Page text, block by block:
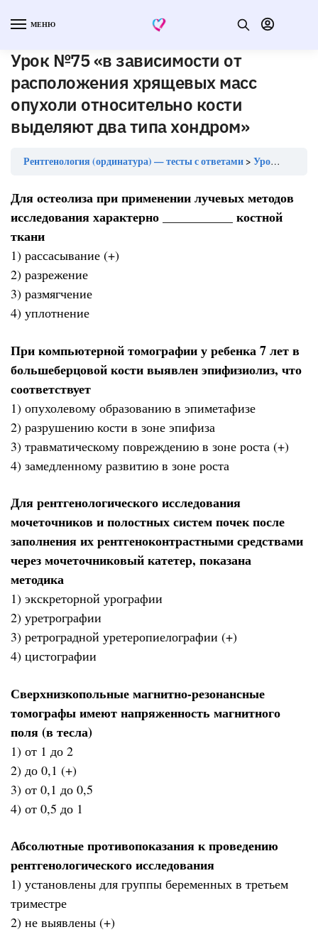
МЕНЮ
Урок №75 «в зависимости от
расположения хрящевых масс
опухоли относительно кости
выделяют два типа хондром»
Рентгенология (ординатура) — тесты с ответами Урок №75 «в зависимости от расположения хрящевых масс опухоли относительно кости выделяют два типа хондром»
Для остеолиза при применении лучевых методов
исследования характерно ___________ костной
ткани
1) рассасывание (+)
2) разрежение
3) размягчение
4) уплотнение
При компьютерной томографии у ребенка 7 лет в
большеберцовой кости выявлен эпифизиолиз, что
соответствует
1) опухолевому образованию в эпиметафизе
2) разрушению кости в зоне эпифиза
3) травматическому повреждению в зоне роста (+)
4) замедленному развитию в зоне роста
Для рентгенологического исследования
мочеточников и полостных систем почек после
заполнения их рентгеноконтрастными средствами
через мочеточниковый катетер, показана
методика
1) экскреторной урографии
2) уретрографии
3) ретроградной уретеропиелографии (+)
4) цистографии
Сверхнизкопольные магнитно-резонансные
томографы имеют напряженность магнитного
поля (в тесла)
1) от 1 до 2
2) до 0,1 (+)
3) от 0,1 до 0,5
4) от 0,5 до 1
Абсолютные противопоказания к проведению
рентгенологического исследования
1) установлены для группы беременных в третьем
триместре
2) не выявлены (+)